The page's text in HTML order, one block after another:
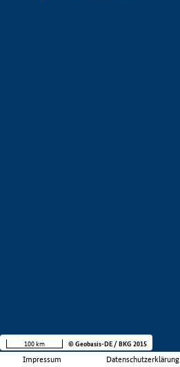
Impressum Datenschutzerklärung
100 km © Geobasis-DE / BKG 2015